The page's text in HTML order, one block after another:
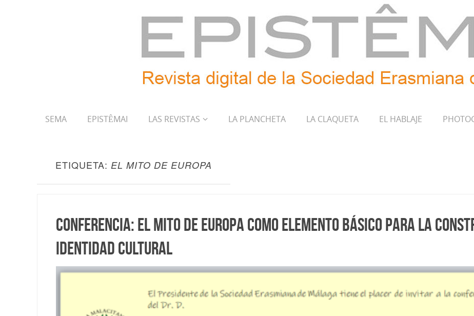
SEMA EPISTÊMAI LAS REVISTAS LA PLANCHETA LA CLAQUETA EL HABLAJE
ETIQUETA: EL MITO DE EUROPA
Conferencia: El mito de Europa como elemento básico para la
identidad cultural